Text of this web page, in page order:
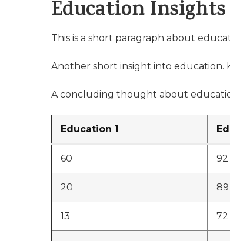
Education Insights
This is a short paragraph about
Another short insight into education.
A concluding thought about
Education 1
60 92
20 89
13 72